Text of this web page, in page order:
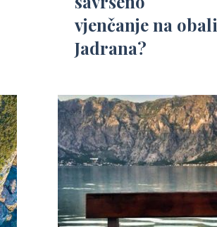
vjenčanje na obali
Jadrana?